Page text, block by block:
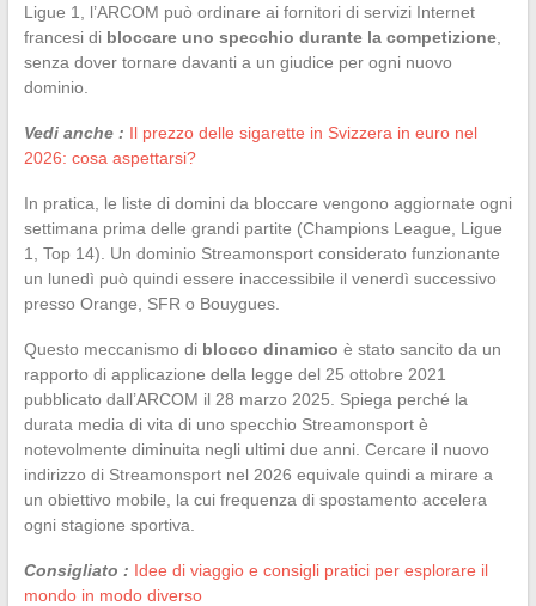
Ligue 1, l’ARCOM può ordinare ai fornitori di servizi Internet
francesi di bloccare uno specchio durante la competizione,
senza dover tornare davanti a un giudice per ogni nuovo
dominio.
Vedi anche : Il prezzo delle sigarette in Svizzera in euro nel
2026: cosa aspettarsi?
In pratica, le liste di domini da bloccare vengono aggiornate ogni
settimana prima delle grandi partite (Champions League, Ligue
1, Top 14). Un dominio Streamonsport considerato funzionante
un lunedì può quindi essere inaccessibile il venerdì successivo
presso Orange, SFR o Bouygues.
Questo meccanismo di blocco dinamico è stato sancito da un
rapporto di applicazione della legge del 25 ottobre 2021
pubblicato dall’ARCOM il 28 marzo 2025. Spiega perché la
durata media di vita di uno specchio Streamonsport è
notevolmente diminuita negli ultimi due anni. Cercare il nuovo
indirizzo di Streamonsport nel 2026 equivale quindi a mirare a
un obiettivo mobile, la cui frequenza di spostamento accelera
ogni stagione sportiva.
Consigliato : Idee di viaggio e consigli pratici per esplorare il
mondo in modo diverso